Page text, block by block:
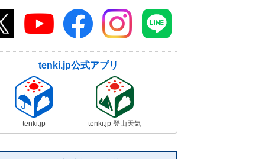
tenki.jp公式アプリ
tenki.jp tenki.jp 登山天気